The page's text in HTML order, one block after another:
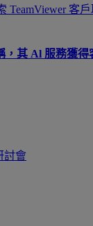
TeamViewer 客
，其 Al 服務獲得
討會